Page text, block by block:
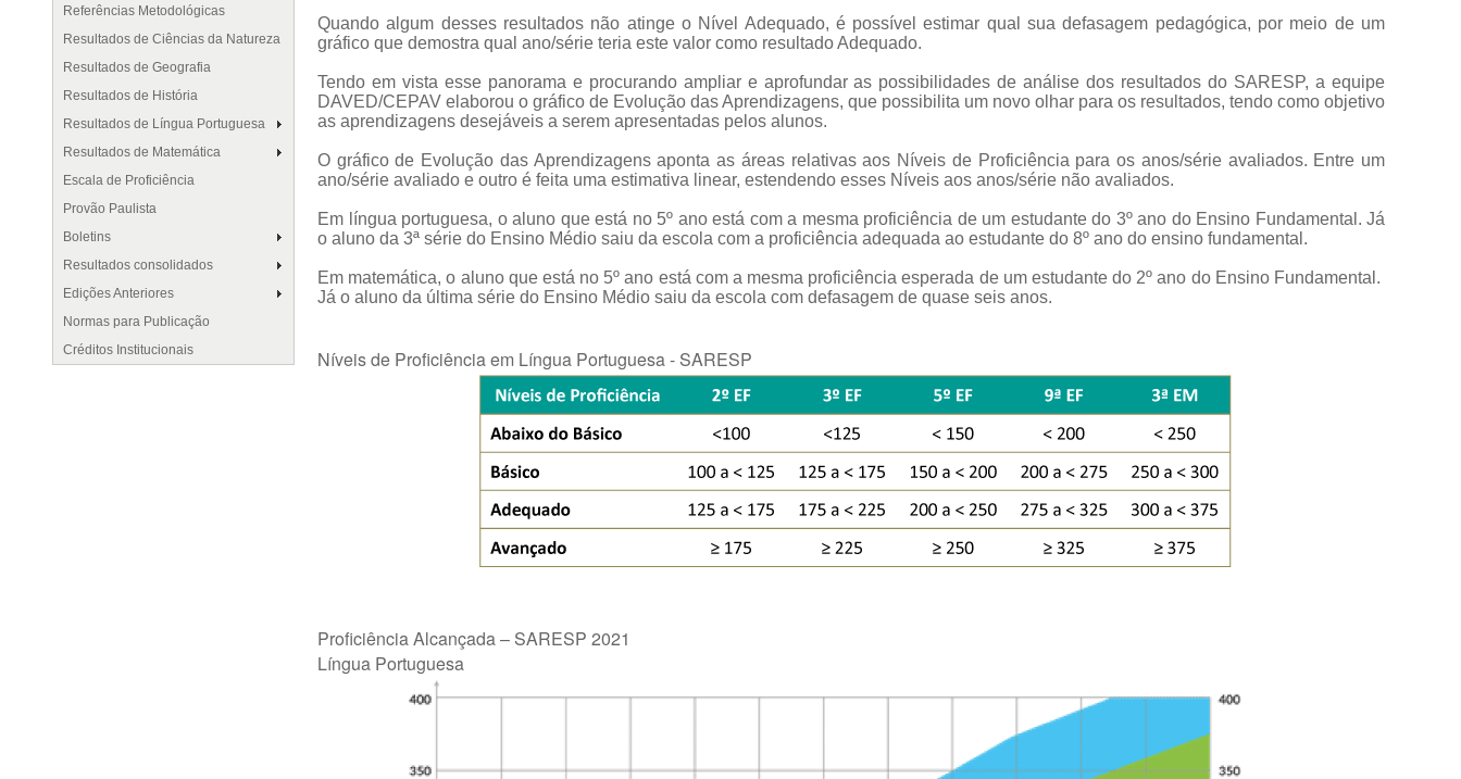
Referências Metodológicas
Resultados de Ciências da Natureza
Resultados de Geografia
Resultados de História
Resultados de Língua Portuguesa
Resultados de Matemática
Escala de Proficiência
Provão Paulista
Boletins
Resultados consolidados
Edições Anteriores
Normas para Publicação
Créditos Institucionais
Quando algum desses resultados não atinge o Nível Adequado, é possível estimar qual sua defasagem pedagógica, por meio de um
gráfico que demostra qual ano/série teria este valor como resultado Adequado.
Tendo em vista esse panorama e procurando ampliar e aprofundar as possibilidades de análise dos resultados do SARESP, a equipe
DAVED/CEPAV elaborou o gráfico de Evolução das Aprendizagens, que possibilita um novo olhar para os resultados, tendo como objetivo
as aprendizagens desejáveis a serem apresentadas pelos alunos.
O gráfico de Evolução das Aprendizagens aponta as áreas relativas aos Níveis de Proficiência para os anos/série avaliados. Entre um
ano/série avaliado e outro é feita uma estimativa linear, estendendo esses Níveis aos anos/série não avaliados.
Em língua portuguesa, o aluno que está no 5º ano está com a mesma proficiência de um estudante do 3º ano do Ensino Fundamental. Já
o aluno da 3ª série do Ensino Médio saiu da escola com a proficiência adequada ao estudante do 8º ano do ensino fundamental.
Em matemática, o aluno que está no 5º ano está com a mesma proficiência esperada de um estudante do 2º ano do Ensino Fundamental.
Já o aluno da última série do Ensino Médio saiu da escola com defasagem de quase seis anos.
Níveis de Proficiência em Língua Portuguesa - SARESP
Proficiência Alcançada – SARESP 2021
Língua Portuguesa